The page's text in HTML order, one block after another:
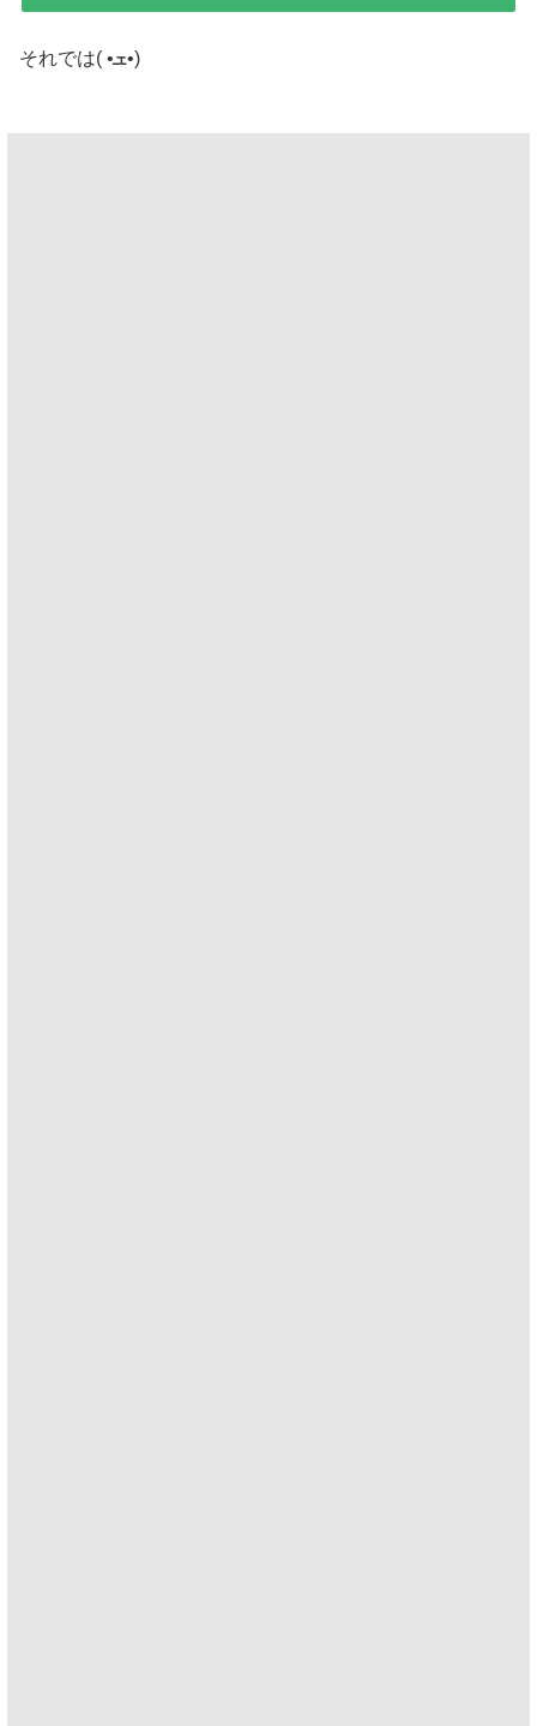
それでは( •ܫ•)